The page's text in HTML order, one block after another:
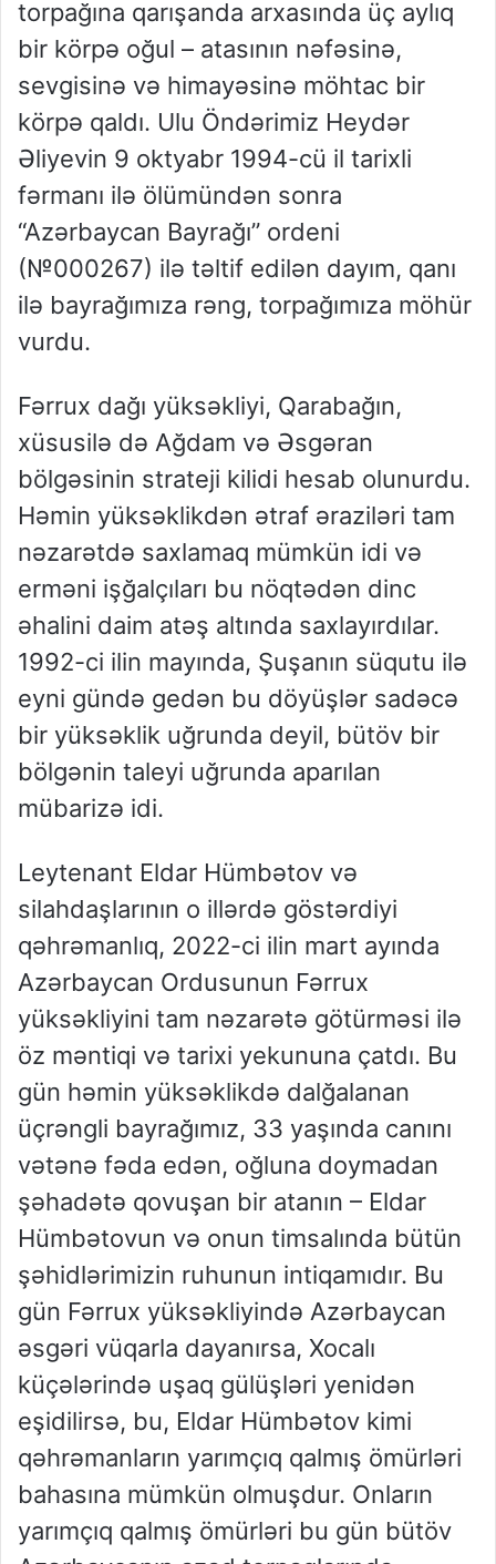
torpağına qarışanda arxasında üç aylıq
bir körpə oğul – atasının nəfəsinə,
sevgisinə və himayəsinə möhtac bir
körpə qaldı. Ulu Öndərimiz Heydər
Əliyevin 9 oktyabr 1994-cü il tarixli
fərmanı ilə ölümündən sonra
“Azərbaycan Bayrağı” ordeni
(№000267) ilə təltif edilən dayım, qanı
ilə bayrağımıza rəng, torpağımıza möhür
vurdu.
Fərrux dağı yüksəkliyi, Qarabağın,
xüsusilə də Ağdam və Əsgəran
bölgəsinin strateji kilidi hesab olunurdu.
Həmin yüksəklikdən ətraf əraziləri tam
nəzarətdə saxlamaq mümkün idi və
erməni işğalçıları bu nöqtədən dinc
əhalini daim atəş altında saxlayırdılar.
1992-ci ilin mayında, Şuşanın süqutu ilə
eyni gündə gedən bu döyüşlər sadəcə
bir yüksəklik uğrunda deyil, bütöv bir
bölgənin taleyi uğrunda aparılan
mübarizə idi.
Leytenant Eldar Hümbətov və
silahdaşlarının o illərdə göstərdiyi
qəhrəmanlıq, 2022-ci ilin mart ayında
Azərbaycan Ordusunun Fərrux
yüksəkliyini tam nəzarətə götürməsi ilə
öz məntiqi və tarixi yekununa çatdı. Bu
gün həmin yüksəklikdə dalğalanan
üçrəngli bayrağımız, 33 yaşında canını
vətənə fəda edən, oğluna doymadan
şəhadətə qovuşan bir atanın – Eldar
Hümbətovun və onun timsalında bütün
şəhidlərimizin ruhunun intiqamıdır. Bu
gün Fərrux yüksəkliyində Azərbaycan
əsgəri vüqarla dayanırsa, Xocalı
küçələrində uşaq gülüşləri yenidən
eşidilirsə, bu, Eldar Hümbətov kimi
qəhrəmanların yarımçıq qalmış ömürləri
bahasına mümkün olmuşdur. Onların
yarımçıq qalmış ömürləri bu gün bütöv